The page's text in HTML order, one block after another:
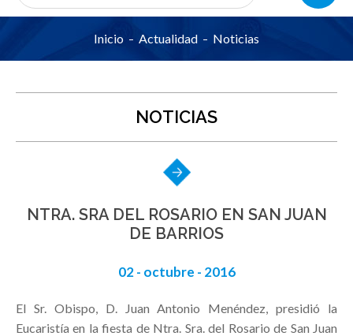
Inicio Actualidad Noticias
NOTICIAS
NTRA. SRA DEL ROSARIO EN SAN JUAN
DE BARRIOS
02 - octubre - 2016
El Sr. Obispo, D. Juan Antonio Menéndez, presidió la
Eucaristía en la fiesta de Ntra. Sra. del Rosario de San Juan